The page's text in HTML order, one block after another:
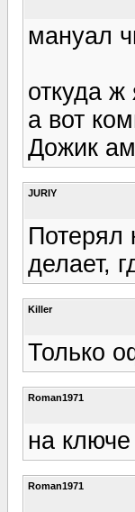
мануал
откуда
а вот
Дожик
JURIY
Потерял
делает,
Killer
Только
Roman1971
на
Roman1971